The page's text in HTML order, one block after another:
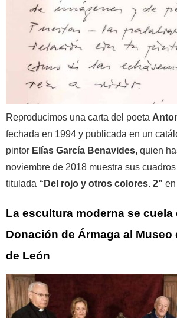
Reproducimos una carta del poeta
fechada en 1994 y publicada en un
pintor Elías García Benavides, quien
noviembre de 2018 muestra sus
titulada “Del rojo y otros colores. 2”
La escultura moderna se cuela
Donación de Ármaga al Museo
de León